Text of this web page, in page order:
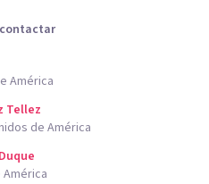
América
Tellez
de América